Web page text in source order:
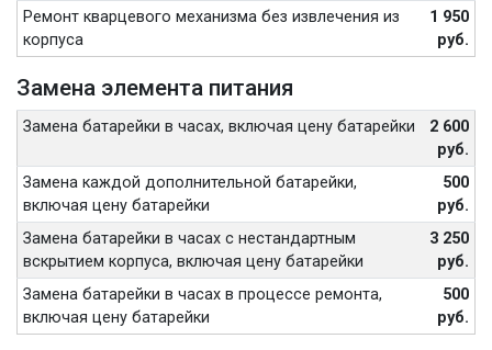
Ремонт кварцевого механизма без извлечения из
корпуса
1 950
руб.
Замена элемента питания
Замена батарейки в часах, включая цену батарейки
2 600
руб.
Замена каждой дополнительной батарейки,
включая цену батарейки
500
руб.
Замена батарейки в часах с нестандартным
вскрытием корпуса, включая цену батарейки
3 250
руб.
Замена батарейки в часах в процессе ремонта,
включая цену батарейки
500
руб.